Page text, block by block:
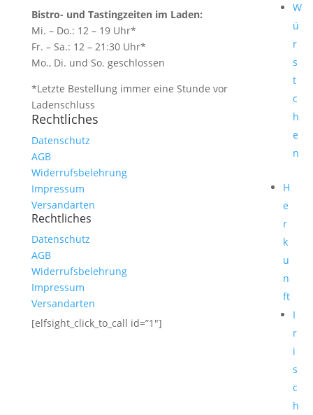
W
ü
r
s
t
c
h
e
n
H
e
r
k
u
n
ft
I
r
i
s
c
h
Bistro- und Tastingzeiten im Laden:
Mi. – Do.: 12 – 19 Uhr*
Fr. – Sa.: 12 – 21:30 Uhr*
Mo., Di. und So. geschlossen
*Letzte Bestellung immer eine Stunde vor
Ladenschluss
Rechtliches
Datenschutz
AGB
Widerrufsbelehrung
Impressum
Versandarten
Rechtliches
Datenschutz
AGB
Widerrufsbelehrung
Impressum
Versandarten
[elfsight_click_to_call id=”1″]